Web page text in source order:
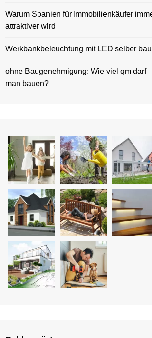
Warum Spanien für Immobilienkäufer
attraktiver wird
Werkbankbeleuchtung mit LED selber
ohne Baugenehmigung: Wie viel qm darf
man bauen?